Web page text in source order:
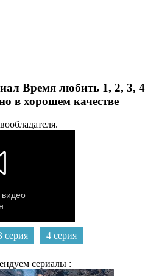
Время любить 1, 2, 3, 4
в хорошем качестве
серия 4 серия
сериалы :